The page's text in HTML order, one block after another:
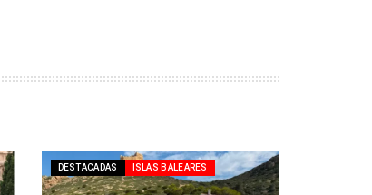
DESTACADAS ISLAS BALEARES